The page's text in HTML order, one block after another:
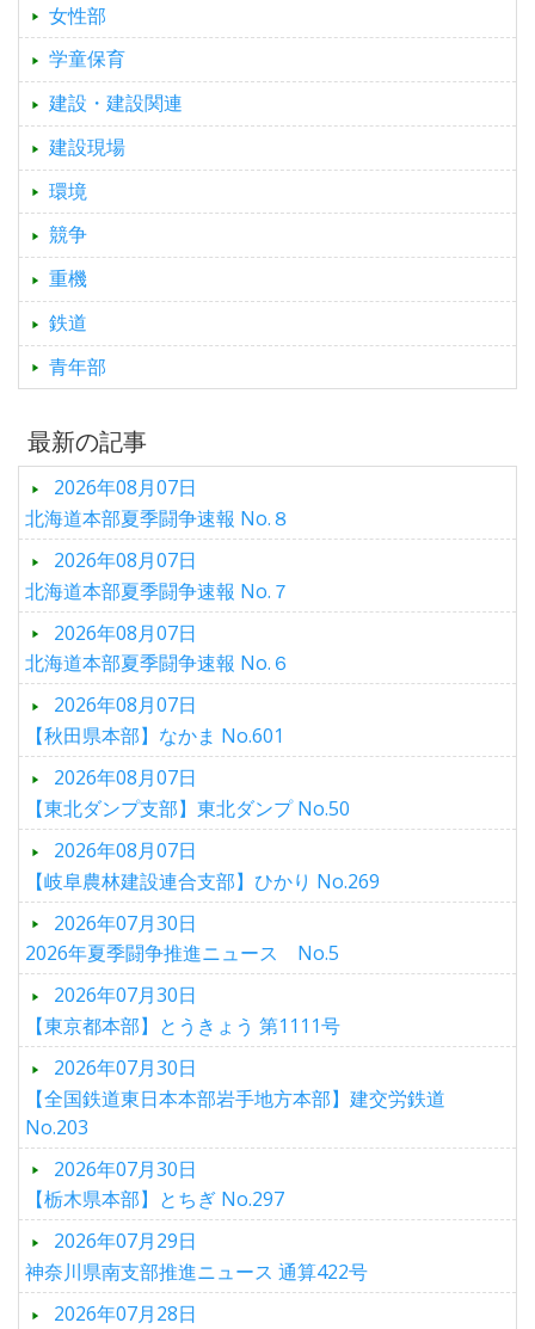
女性部
学童保育
建設・建設関連
建設現場
環境
競争
重機
鉄道
青年部
最新の記事
2026年08月07日
北海道本部夏季闘争速報 No.８
2026年08月07日
北海道本部夏季闘争速報 No.７
2026年08月07日
北海道本部夏季闘争速報 No.６
2026年08月07日
【秋田県本部】なかま No.601
2026年08月07日
【東北ダンプ支部】東北ダンプ No.50
2026年08月07日
【岐阜農林建設連合支部】ひかり No.269
2026年07月30日
2026年夏季闘争推進ニュース No.5
2026年07月30日
【東京都本部】とうきょう 第1111号
2026年07月30日
【全国鉄道東日本本部岩手地方本部】建交労鉄道
No.203
2026年07月30日
【栃木県本部】とちぎ No.297
2026年07月29日
神奈川県南支部推進ニュース 通算422号
2026年07月28日